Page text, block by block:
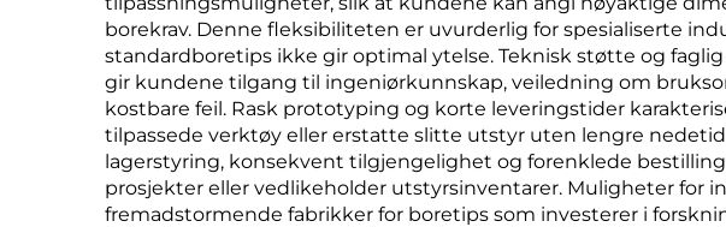
borekrav. Denne fleksibiliteten er uvurderlig for spesialiserte
standardboretips ikke gir optimal ytelse. Teknisk støtte og
gir kundene tilgang til ingeniørkunnskap, veiledning om
kostbare feil. Rask prototyping og korte leveringstider
tilpassede verktøy eller erstatte slitte utstyr uten lengre
lagerstyring, konsekvent tilgjengelighet og forenklede
prosjekter eller vedlikeholder utstyrsinventarer. Muligheter for
fremadstormende fabrikker for boretips som investerer i